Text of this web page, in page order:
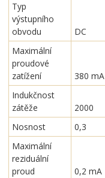
Typ
výstupního
obvodu
DC
Maximální
proudové
zatížení
380 mA
Indukčnost
zátěže
2000
Nosnost
0,3
Maximální
reziduální
proud
0,2 mA